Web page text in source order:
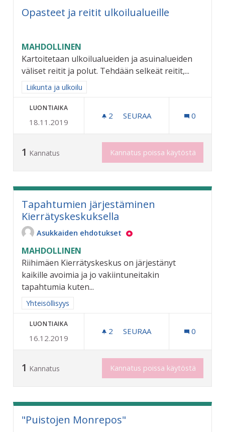
Opasteet ja reitit ulkoilualueille
MAHDOLLINEN
Kartoitetaan ulkoilualueiden ja asuinalueiden
väliset reitit ja polut. Tehdään selkeät reitit,...
Rajaa tulokset aihepiirin mukaan: Liikunta ja ulkoilu
Liikunta ja ulkoilu
LUONTIAIKA
18.11.2019
2 2 SEURAAJAA
SEURAA 0
1 Kannatus Kannatus poissa käytöstä
Tapahtumien järjestäminen
Kierrätyskeskuksella
Asukkaiden ehdotukset
MAHDOLLINEN
Riihimäen Kierrätyskeskus on järjestänyt
kaikille avoimia ja jo vakiintuneitakin
tapahtumia kuten...
Rajaa tulokset aihepiirin mukaan: Yhteisöllisyys
Yhteisöllisyys
LUONTIAIKA
16.12.2019
2 2 SEURAAJAA
SEURAA 0
1 Kannatus Kannatus poissa käytöstä
"Puistojen Monrepos"